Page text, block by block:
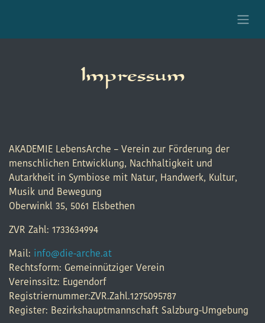
Impressum
AKADEMIE LebensArche – Verein zur Förderung der
menschlichen Entwicklung, Nachhaltigkeit und
Autarkheit in Symbiose mit Natur, Handwerk, Kultur,
Musik und Bewegung
Oberwinkl 35, 5061 Elsbethen
ZVR Zahl: 1733634994
Mail: info@die-arche.at
Rechtsform: Gemeinnütziger Verein
Vereinssitz: Eugendorf
Registriernummer:ZVR.Zahl.1275095787
Register: Bezirkshauptmannschaft Salzburg-Umgebung